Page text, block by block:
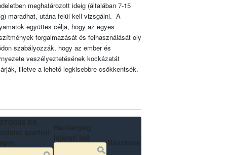
meghatározott ideig (általában 7-15
maradhat, utána felül kell vizsgálni. A
együttes célja, hogy az egyes
forgalmazását és felhasználását oly
szabályozzák, hogy az ember és
veszélyeztetésének kockázatát
illetve a lehető legkisebbre csökkentsék.